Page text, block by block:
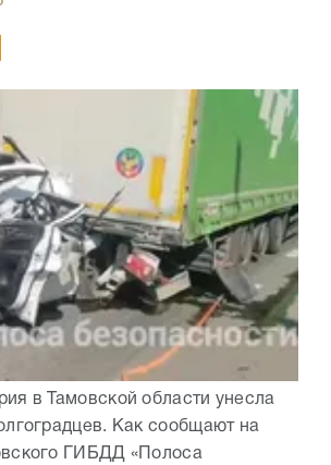
в Тамовской области унесла
Как сообщают на
ГИБДД «Полоса